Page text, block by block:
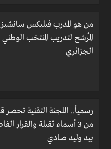
من هو المدرب فيليكس سانشيز
المُرشح لتدريب المنتخب الوطني
الجزائري
رسمياً.. اللجنة التقنية تحصر
من 3 أسماء ثقيلة والقرار
بيد وليد صادي